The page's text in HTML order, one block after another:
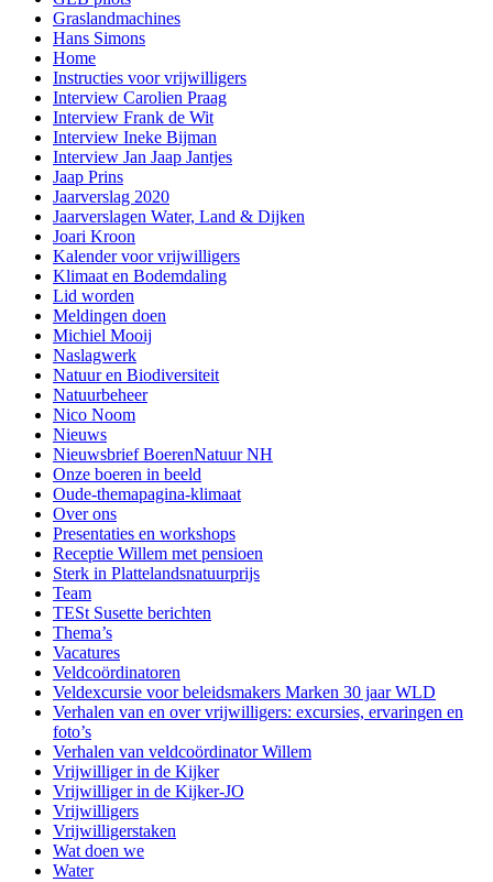
Graslandmachines
Hans Simons
Home
Instructies voor vrijwilligers
Interview Carolien Praag
Interview Frank de Wit
Interview Ineke Bijman
Interview Jan Jaap Jantjes
Jaap Prins
Jaarverslag 2020
Jaarverslagen Water, Land & Dijken
Joari Kroon
Kalender voor vrijwilligers
Klimaat en Bodemdaling
Lid worden
Meldingen doen
Michiel Mooij
Naslagwerk
Natuur en Biodiversiteit
Natuurbeheer
Nico Noom
Nieuws
Nieuwsbrief BoerenNatuur NH
Onze boeren in beeld
Oude-themapagina-klimaat
Over ons
Presentaties en workshops
Receptie Willem met pensioen
Sterk in Plattelandsnatuurprijs
Team
TESt Susette berichten
Thema’s
Vacatures
Veldcoördinatoren
Veldexcursie voor beleidsmakers Marken 30 jaar WLD
Verhalen van en over vrijwilligers: excursies, ervaringen en
foto’s
Verhalen van veldcoördinator Willem
Vrijwilliger in de Kijker
Vrijwilliger in de Kijker-JO
Vrijwilligers
Vrijwilligerstaken
Wat doen we
Water